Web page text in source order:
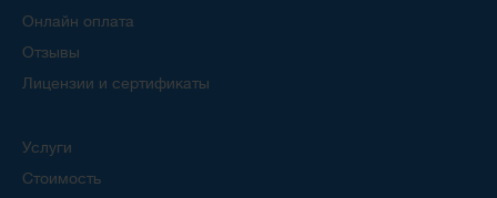
Онлайн оплата
Отзывы
Лицензии и сертификаты
Услуги
Стоимость